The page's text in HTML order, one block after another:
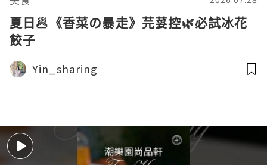
夏日🥟《香菜の暴走》芫荽控🌿必試冰花
餃子
Yin_sharing